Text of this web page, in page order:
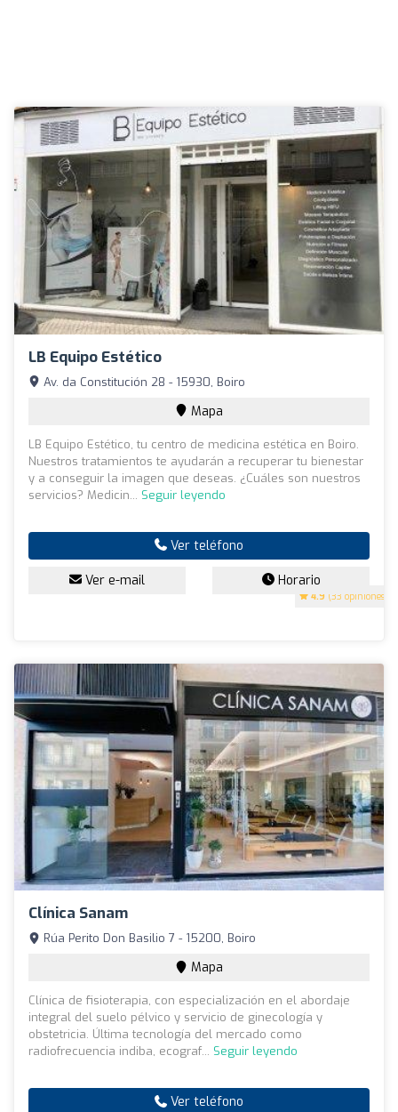
LB Equipo Estético
4.9 (33 opiniones)
Av. da Constitución 28 - 15930, Boiro
Mapa
LB Equipo Estético, tu centro de medicina estética en Boiro.
Nuestros tratamientos te ayudarán a recuperar tu bienestar
y a conseguir la imagen que deseas. ¿Cuáles son nuestros
servicios? Medicin... Seguir leyendo
Ver teléfono
Ver e-mail Horario
Clínica Sanam
Rúa Perito Don Basilio 7 - 15200, Boiro
Mapa
Clínica de fisioterapia, con especialización en el abordaje
integral del suelo pélvico y servicio de ginecología y
obstetricia. Última tecnología del mercado como
radiofrecuencia indiba, ecograf... Seguir leyendo
Ver teléfono